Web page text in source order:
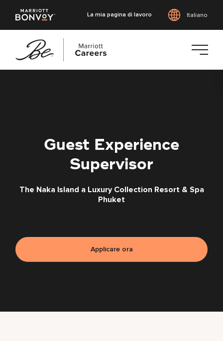
La mia pagina di lavoro Italiano
Guest Experience
Supervisor
The Naka Island a Luxury Collection Resort & Spa
Phuket
Applicare ora